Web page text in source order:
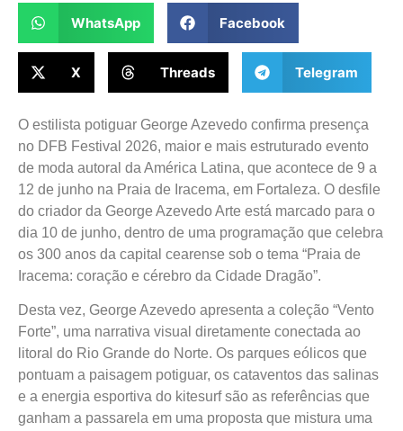
WhatsApp Facebook
X Threads Telegram
O estilista potiguar George Azevedo confirma presença
no DFB Festival 2026, maior e mais estruturado evento
de moda autoral da América Latina, que acontece de 9 a
12 de junho na Praia de Iracema, em Fortaleza. O desfile
do criador da George Azevedo Arte está marcado para o
dia 10 de junho, dentro de uma programação que celebra
os 300 anos da capital cearense sob o tema “Praia de
Iracema: coração e cérebro da Cidade Dragão”.
Desta vez, George Azevedo apresenta a coleção “Vento
Forte”, uma narrativa visual diretamente conectada ao
litoral do Rio Grande do Norte. Os parques eólicos que
pontuam a paisagem potiguar, os cataventos das salinas
e a energia esportiva do kitesurf são as referências que
ganham a passarela em uma proposta que mistura uma